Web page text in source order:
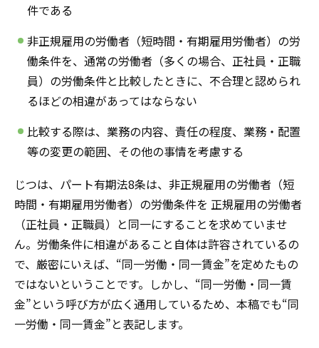
件である
非正規雇用の労働者（短時間・有期雇用労働者）の労
働条件を、通常の労働者（多くの場合、正社員・正職
員）の労働条件と比較したときに、不合理と認められ
るほどの相違があってはならない
比較する際は、業務の内容、責任の程度、業務・配置
等の変更の範囲、その他の事情を考慮する
じつは、パート有期法8条は、非正規雇用の労働者（短
時間・有期雇用労働者）の労働条件を 正規雇用の労働者
（正社員・正職員）と同一にすることを求めていませ
ん。労働条件に相違があること自体は許容されているの
で、厳密にいえば、“同一労働・同一賃金”を定めたもの
ではないということです。しかし、“同一労働・同一賃
金”という呼び方が広く通用しているため、本稿でも“同
一労働・同一賃金”と表記します。